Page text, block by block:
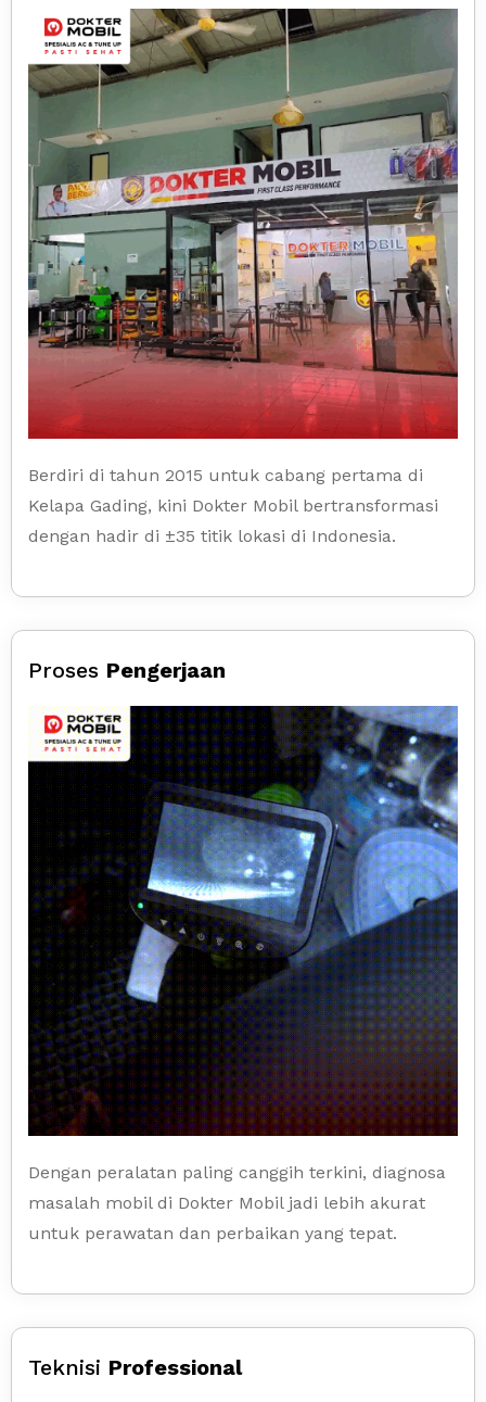
Berdiri di tahun 2015 untuk cabang pertama di
Kelapa Gading, kini Dokter Mobil bertransformasi
dengan hadir di ±35 titik lokasi di Indonesia.
Proses Pengerjaan
Dengan peralatan paling canggih terkini, diagnosa
masalah mobil di Dokter Mobil jadi lebih akurat
untuk perawatan dan perbaikan yang tepat.
Teknisi Professional